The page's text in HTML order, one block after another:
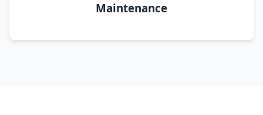
Maintenance